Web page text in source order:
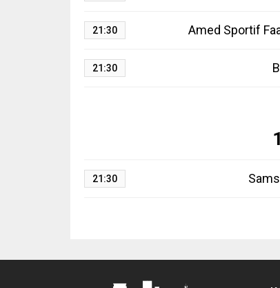
21:30 Amed Sportif
21:30
21:30